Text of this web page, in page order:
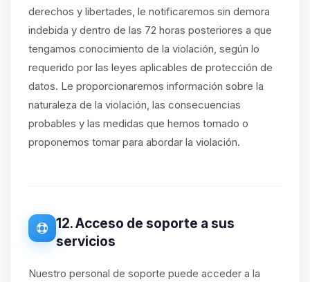
derechos y libertades, le notificaremos sin demora
indebida y dentro de las 72 horas posteriores a que
tengamos conocimiento de la violación, según lo
requerido por las leyes aplicables de protección de
datos. Le proporcionaremos información sobre la
naturaleza de la violación, las consecuencias
probables y las medidas que hemos tomado o
proponemos tomar para abordar la violación.
12. Acceso de soporte a sus
servicios
Nuestro personal de soporte puede acceder a la